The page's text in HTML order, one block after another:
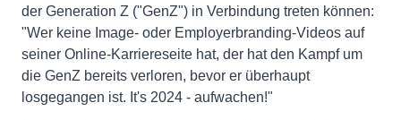
der Generation Z ("GenZ") in Verbindung treten können:
"Wer keine Image- oder Employerbranding-Videos auf
seiner Online-Karriereseite hat, der hat den Kampf um
die GenZ bereits verloren, bevor er überhaupt
losgegangen ist. It's 2024 - aufwachen!"